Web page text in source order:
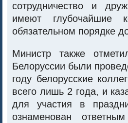
сотрудничество и
имеют глубочайшие
обязательном порядке
Министр также
Белоруссии были
году белорусские
всего лишь 2 года, и
для участия в
ознаменован